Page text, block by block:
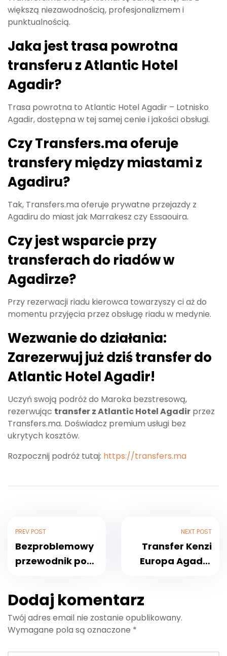
większą niezawodnością, profesjonalizmem i
punktualnością.
Jaka jest trasa powrotna
transferu z Atlantic Hotel
Agadir?
Trasa powrotna to Atlantic Hotel Agadir – Lotnisko
Agadir, dostępna w tej samej cenie i jakości obsługi.
Czy Transfers.ma oferuje
transfery między miastami z
Agadiru?
Tak, Transfers.ma oferuje prywatne przejazdy z
Agadiru do miast jak Marrakesz czy Essaouira.
Czy jest wsparcie przy
transferach do riadów w
Agadirze?
Przy rezerwacji riadu kierowca towarzyszy ci aż do
momentu przyjęcia przez obsługę riadu w medynie.
Wezwanie do działania:
Zarezerwuj już dziś transfer do
Atlantic Hotel Agadir!
Uczyń swoją podróż do Maroka bezstresową,
rezerwując transfer z Atlantic Hotel Agadir przez
Transfers.ma. Doświadcz premium usługi bez
ukrytych kosztów.
Rozpocznij podróż tutaj: https://transfers.ma
PREV POST
Bezproblemowy
przewodnik po
hotelu The View
Agadir i podróży
powrotnej
NEXT POST
Transfer Kenzi
Europa Agadir:
lotnisko i z
hotelu w 2025
Dodaj komentarz
Twój adres email nie zostanie opublikowany.
Wymagane pola są oznaczone *